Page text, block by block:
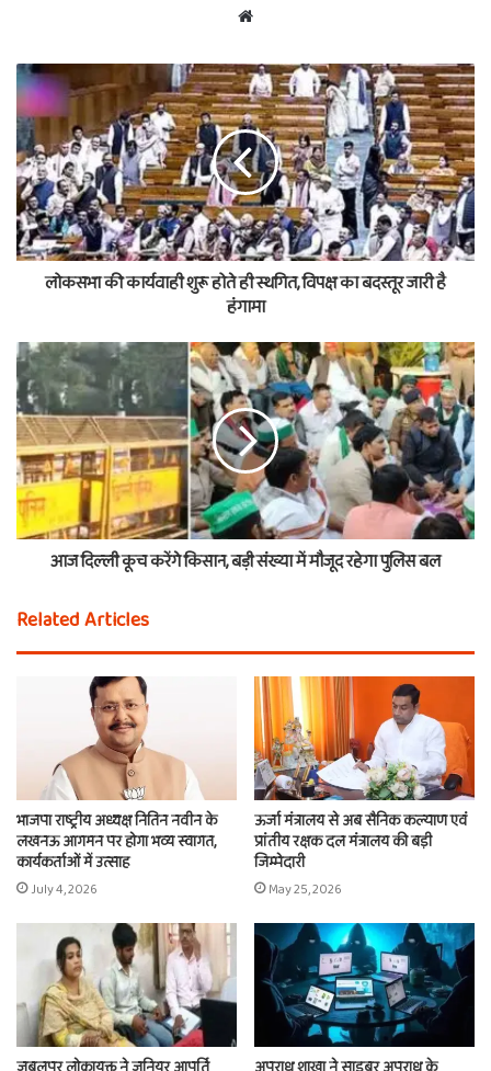
Website
लोकसभा की कार्यवाही शुरू होते ही स्थगित, विपक्ष का बदस्तूर जारी है
हंगामा
आज दिल्ली कूच करेंगे किसान, बड़ी संख्या में मौजूद रहेगा पुलिस बल
Related Articles
भाजपा राष्ट्रीय अध्यक्ष नितिन नवीन के
लखनऊ आगमन पर होगा भव्य स्वागत,
कार्यकर्ताओं में उत्साह
July 4, 2026
ऊर्जा मंत्रालय से अब सैनिक कल्याण एवं
प्रांतीय रक्षक दल मंत्रालय की बड़ी
जिम्मेदारी
May 25, 2026